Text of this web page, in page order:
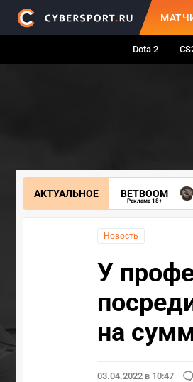
Dota 2
АКТУАЛЬНОЕ BETBOOM
Реклама 18+
Новость
У
на
03.04.2022 в 10:47